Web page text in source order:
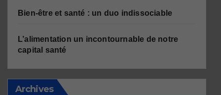
Bien-être et santé : un duo indissociable
L’alimentation un incontournable de notre
capital santé
Archives